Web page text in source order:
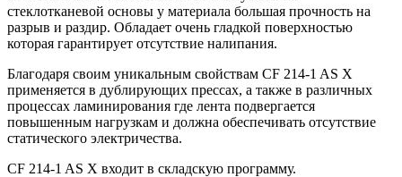
стеклотканевой основы у материала большая прочность на
разрыв и раздир. Обладает очень гладкой поверхностью
которая гарантирует отсутствие налипания.
Благодаря своим уникальным свойствам CF 214-1 AS X
применяется в дублирующих прессах, а также в различных
процессах ламинирования где лента подвергается
повышенным нагрузкам и должна обеспечивать отсутствие
статического электричества.
CF 214-1 AS X входит в складскую программу.